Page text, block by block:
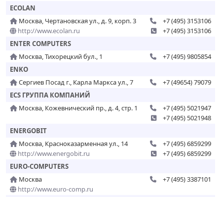
ECOLAN
Москва, Чертановская ул., д. 9, корп. 3
http://www.ecolan.ru
+7 (495) 3153106
+7 (495) 3153106
ENTER COMPUTERS
Москва, Тихорецкий бул., 1
+7 (495) 9805854
ENKO
Сергиев Посад г., Карла Маркса ул., 7
+7 (49654) 79079
ECS ГРУППА КОМПАНИЙ
Москва, Кожевнический пр., д. 4, стр. 1
+7 (495) 5021947
+7 (495) 5021948
ENERGOBIT
Москва, Красноказарменная ул., 14
http://www.energobit.ru
+7 (495) 6859299
+7 (495) 6859299
EURO-COMPUTERS
Москва
http://www.euro-comp.ru
+7 (495) 3387101